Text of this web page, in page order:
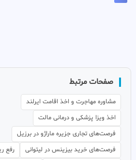
صفحات مرتبط
مشاوره مهاجرت و اخذ اقامت ایرلند
اخذ ویزا پزشکی و درمانی مالت
فرصت‌های تجاری جزیره ماراژو در برزیل
فرصت‌های خرید بیزینس در لیتوانی
رفع